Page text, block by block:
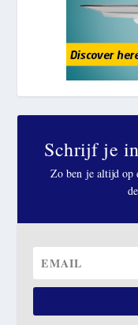
Schrijf je
Zo ben je altijd op
de